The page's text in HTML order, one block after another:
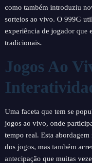
como também introduziu
sorteios ao vivo. O 999G
experiência de jogador que
tradicionais.
Jogos Ao
Uma faceta que tem se
jogos ao vivo, onde
tempo real. Esta abordagem
dos jogos, mas também
antecipação que muitas